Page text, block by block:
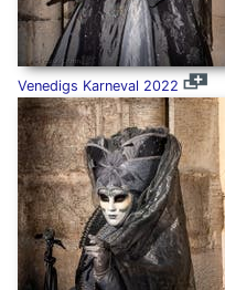
Venedigs Karneval 2022